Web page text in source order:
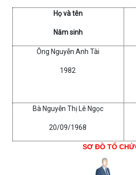
Họ và tên
Năm sinh
Ông Nguyễn Anh Tài
1982
Bà Nguyễn Thị Lê Ngọc
20/09/1968
SƠ ĐỒ TỔ